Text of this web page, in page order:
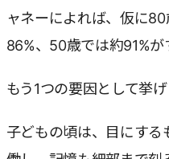
ャネーによれば、仮に
86%、50歳では約91%が
もう1つの要因として挙
子どもの頃は、目にす